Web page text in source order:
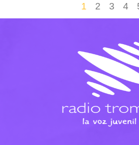
1 2 3 4